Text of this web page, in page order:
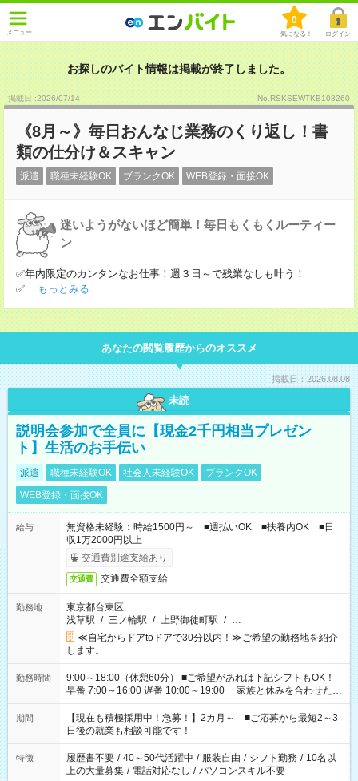
メニュー
0
気になる！ ログイン
お探しのバイト情報は掲載が終了しました。
掲載日 :2026/07/14 No.RSKSEWTKB108260
《8月～》毎日おんなじ業務のくり返し！書
類の仕分け＆スキャン
派遣 職種未経験OK ブランクOK WEB登録・面接OK
迷いようがないほど簡単！毎日もくもくルーティー
ン
✅年内限定のカンタンなお仕事！週３日～で残業なしも叶う！
✅ ...もっとみる
あなたの閲覧履歴からのオススメ
掲載日：2026.08.08
未読
説明会参加で全員に【現金2千円相当プレゼン
ト】生活のお手伝い
派遣 職種未経験OK 社会人未経験OK
ブランクOK
WEB登録・面接OK
給与
無資格未経験：時給1500円～ ■週払いOK ■扶養内OK ■日
収1万2000円以上
交通費別途支給あり
交通費 交通費全額支給
勤務地
東京都台東区
浅草駅 / 三ノ輪駅 / 上野御徒町駅 / …
≪自宅からドアtoドアで30分以内！≫ご希望の勤務地を紹介
します。
勤務時間
9:00～18:00（休憩60分） ■ご希望があれば下記シフトもOK！
早番 7:00～16:00 遅番 10:00～19:00 「家族と休みを合わせた
い」 「余裕を持って夕飯の準備がしたい」 「できれば残業はし
たくない」 など、ご希望を教えてくださいね。 ※Wワーク希望
の方へ 今ご覧のお仕事で希望する勤務時間と、もう1つのお仕事
の勤務時間。 合計で週40時間を超える場合は応募できません。
期間
【現在も積極採用中！急募！】2カ月～ ■ご応募から最短2～3
日後の就業も相談可能です！
特徴 履歴書不要 / 40～50代活躍中 / 服装自由 / シフト勤務 / 10名以
上の大量募集 / 電話対応なし / パソコンスキル不要